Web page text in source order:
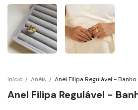
Início / Anéis / Anel Filipa Regulável - Banho
Anel Filipa Regulável -